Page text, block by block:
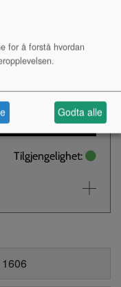
Tilgjengelighet:
for å forstå hvordan
Godta alle